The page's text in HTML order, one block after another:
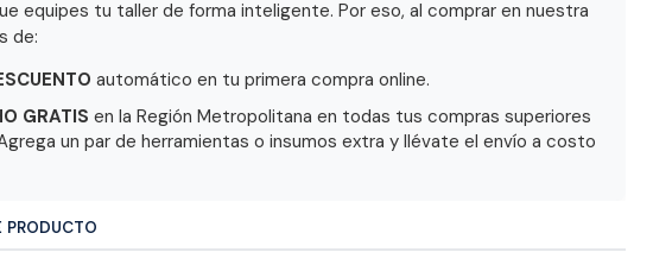
equipes tu taller de forma inteligente. Por eso, al comprar en nuestra
de:
automático en tu primera compra online.
GRATIS en la Región Metropolitana en todas tus compras superiores
un par de herramientas o insumos extra y llévate el envío a costo
PRODUCTO